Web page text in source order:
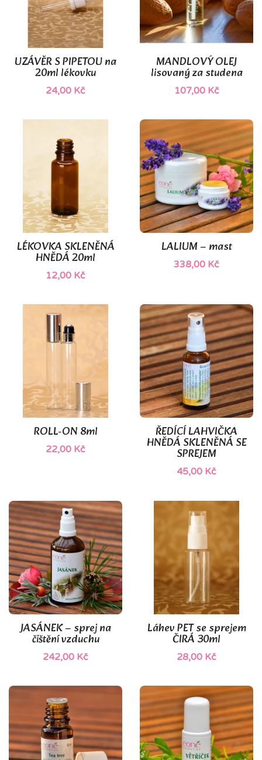
UZÁVĚR S PIPETOU na
20ml lékovku
24,00 Kč
MANDLOVÝ OLEJ
lisovaný za studena
107,00 Kč
LÉKOVKA SKLENĚNÁ
HNĚDÁ 20ml
12,00 Kč
LALIUM – mast
338,00 Kč
(1)
ROLL-ON 8ml
22,00 Kč
ŘEDÍCÍ LAHVIČKA
HNĚDÁ SKLENĚNÁ SE
SPREJEM
45,00 Kč
JASÁNEK – sprej na
čištění vzduchu
242,00 Kč
(1)
Láhev PET se sprejem
ČIRÁ 30ml
28,00 Kč